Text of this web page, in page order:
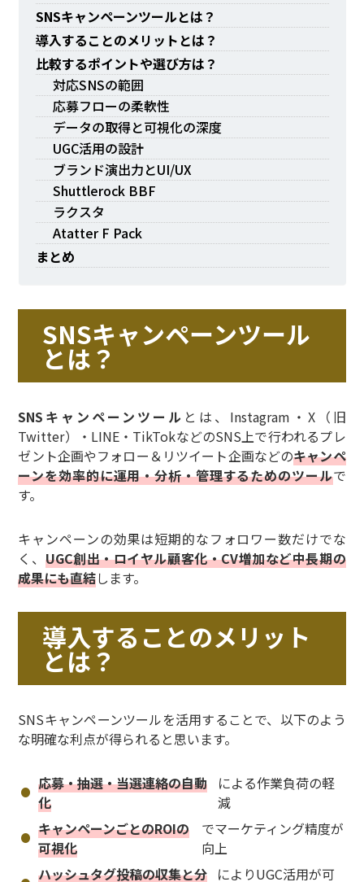
SNSキャンペーンツールとは？
導入することのメリットとは？
比較するポイントや選び方は？
対応SNSの範囲
応募フローの柔軟性
データの取得と可視化の深度
UGC活用の設計
ブランド演出力とUI/UX
Shuttlerock BBF
ラクスタ
Atatter F Pack
まとめ
SNSキャンペーンツール
とは？
SNSキャンペーンツール とは、Instagram・X（旧
Twitter）・LINE・TikTokなどのSNS上で行われるプレ
ゼント企画やフォロー＆リツイート企画などのキャンペ
ーンを効率的に運用・分析・管理するためのツールで
す。
キャンペーンの効果は短期的なフォロワー数だけでな
く、 UGC創出・ロイヤル顧客化・CV増加など中長期の
成果にも直結します。
導入することのメリット
とは？
SNSキャンペーンツールを活用することで、以下のよう
な明確な利点が得られると思います。
応募・抽選・当選連絡の自動
化
による作業負荷の軽
減
キャンペーンごとのROIの
可視化
でマーケティング精度が
向上
ハッシュタグ投稿の収集と分 によりUGC活用が可